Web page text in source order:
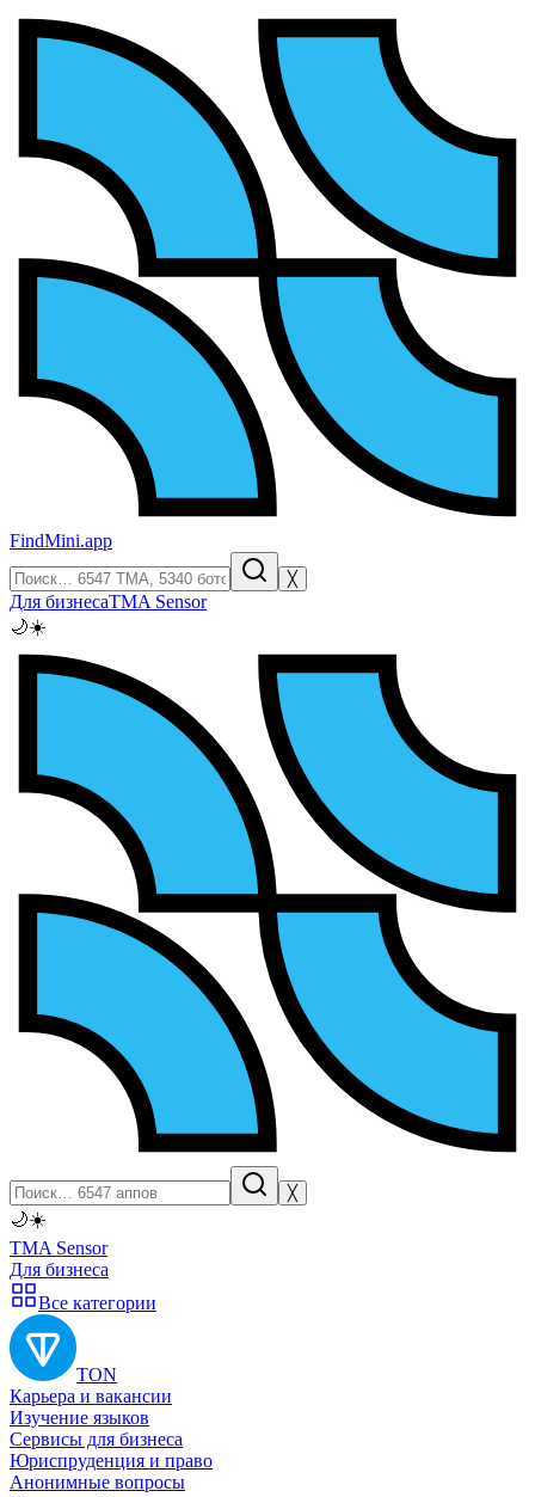
FindMini.app
╳
Для бизнесаTMA Sensor
🌙☀️
╳
🌙☀️
TMA Sensor
Для бизнеса
Все категории
TON
Карьера и вакансии
Изучение языков
Сервисы для бизнеса
Юриспруденция и право
Анонимные вопросы